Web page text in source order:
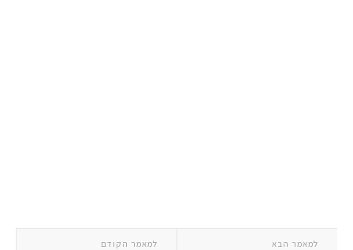
למאמר הקודם למאמר הבא